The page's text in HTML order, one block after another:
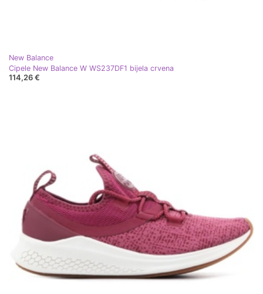
New Balance
Cipele New Balance W WS237DF1 bijela crvena
114,26 €